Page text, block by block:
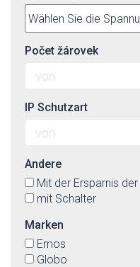
Počet žárovek
IP Schutzart
Andere
Mit der Ersparnis
mit Schalter
Marken
Emos
Globo